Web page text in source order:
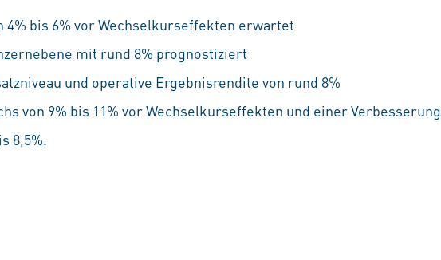
bis 6% vor Wechselkurseffekten erwartet
mit rund 8% prognostiziert
und operative Ergebnisrendite von rund 8%
von 9% bis 11% vor Wechselkurseffekten und einer Verbesserung
8,5%.